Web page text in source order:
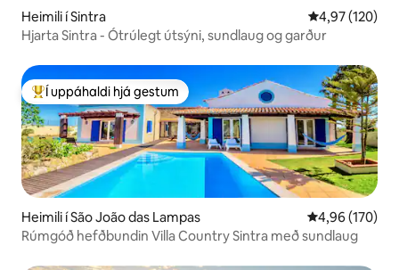
Heimili í Sintra 4,97 af 5 í
4,97 (120)
Hjarta Sintra - Ótrúlegt útsýni, sundlaug og garður
Í mestu uppáhaldi hjá gestum
Í uppáhaldi hjá gestum
Heimili í São João das Lampas 4,96 af 5 í
4,96 (170)
Rúmgóð hefðbundin Villa Country Sintra með sundlaug